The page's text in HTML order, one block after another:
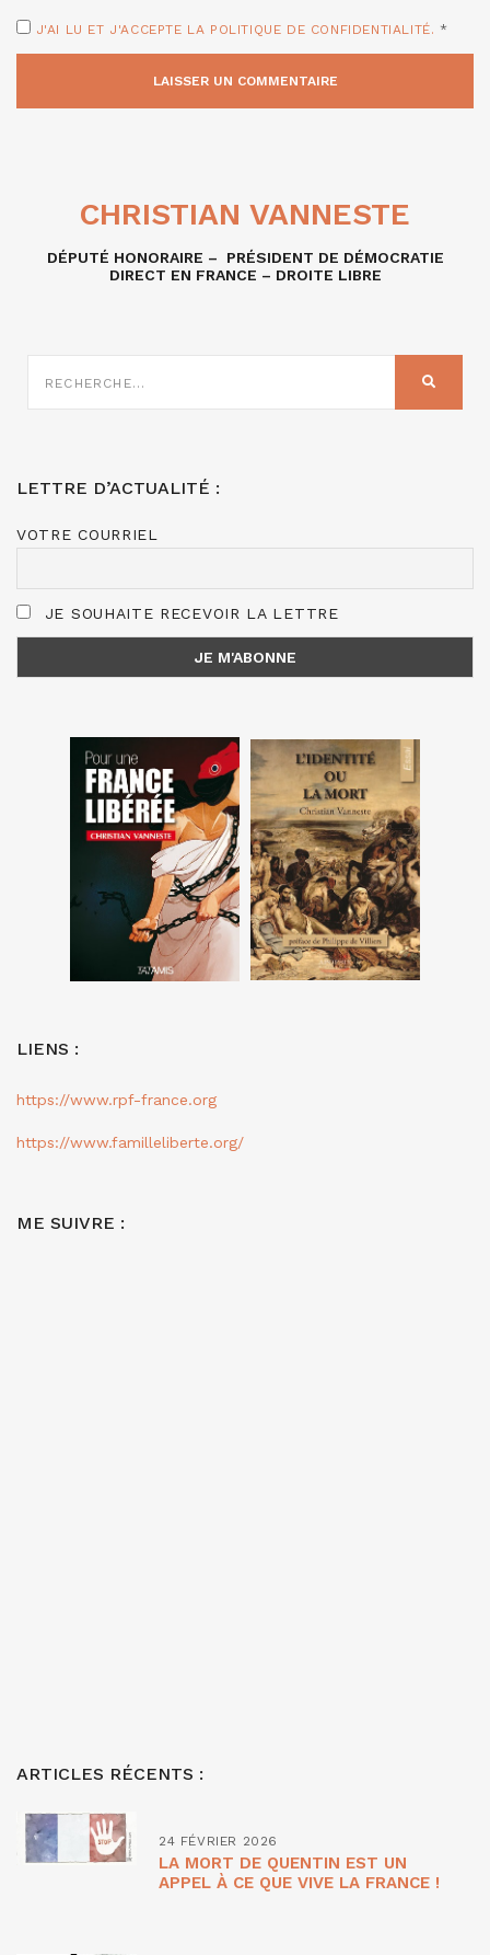
J'AI LU ET J'ACCEPTE LA POLITIQUE DE CONFIDENTIALITÉ. *
CHRISTIAN VANNESTE
DÉPUTÉ HONORAIRE – PRÉSIDENT DE DÉMOCRATIE
DIRECT EN FRANCE – DROITE LIBRE
SUR
LETTRE D’ACTUALITÉ :
VOTRE COURRIEL
JE SOUHAITE RECEVOIR LA LETTRE
LIENS :
https://www.rpf-france.org
https://www.familleliberte.org/
ME SUIVRE :
ARTICLES RÉCENTS :
24 FÉVRIER 2026
LA MORT DE QUENTIN EST UN
APPEL À CE QUE VIVE LA FRANCE !